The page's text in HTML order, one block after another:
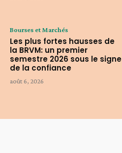
Bourses et Marchés
Les plus fortes hausses de
la BRVM: un premier
semestre 2026 sous le signe
de la confiance
août 6, 2026